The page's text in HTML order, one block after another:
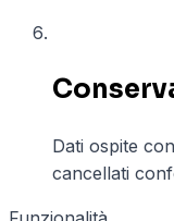
Dati ospite
cancellati